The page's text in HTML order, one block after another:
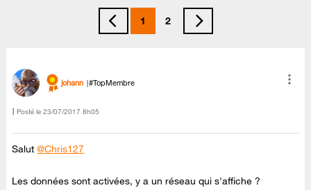
1 2
johann #TopMembre
Posté le ‎23/07/2017 8h05
Salut@Chris127
Les données sont activées, y a un réseau qui s'affiche ?